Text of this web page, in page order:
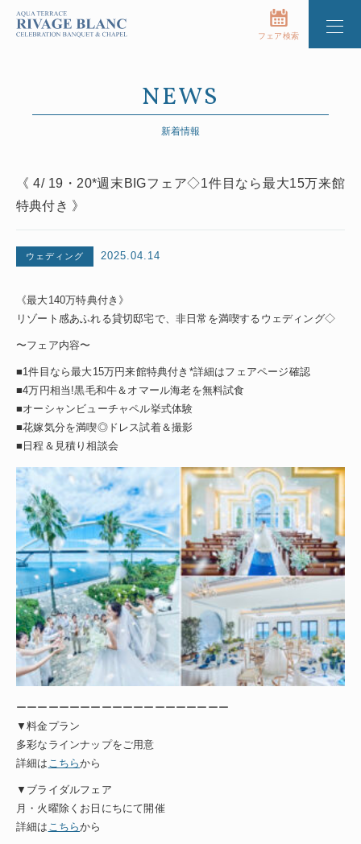
フェア検索
NEWS
新着情報
《 4/ 19・20*週末BIGフェア◇1件目なら最大15万来館
特典付き 》
ウェディング 2025.04.14
《最大140万特典付き》
リゾート感あふれる貸切邸宅で、非日常を満喫するウェディング◇
〜フェア内容〜
■1件目なら最大15万円来館特典付き*詳細はフェアページ確認
■4万円相当!黒毛和牛＆オマール海老を無料試食
■オーシャンビューチャペル挙式体験
■花嫁気分を満喫◎ドレス試着＆撮影
■日程＆見積り相談会
ーーーーーーーーーーーーーーーーーーーー
▼料金プラン
多彩なラインナップをご用意
詳細は こちらから
▼ブライダルフェア
月・火曜除くお日にちにて開催
詳細は こちらから